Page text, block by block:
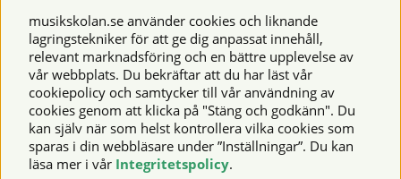
Säkra betalningar
© 2026 Musikskolan. Vi använder cookies -läs mer här
musikskolan.se använder cookies och liknande
lagringstekniker för att ge dig anpassat innehåll,
relevant marknadsföring och en bättre upplevelse av
vår webbplats. Du bekräftar att du har läst vår
cookiepolicy och samtycker till vår användning av
cookies genom att klicka på "Stäng och godkänn". Du
kan själv när som helst kontrollera vilka cookies som
sparas i din webbläsare under ”Inställningar”. Du kan
läsa mer i vår Integritetspolicy.